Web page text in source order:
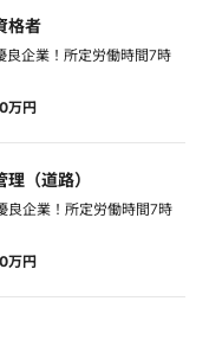
格者
企業！所定労働時間7時
万円
（道路）
良企業！所定労働時間7時
万円